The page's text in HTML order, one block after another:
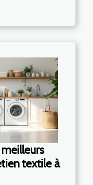
textile à